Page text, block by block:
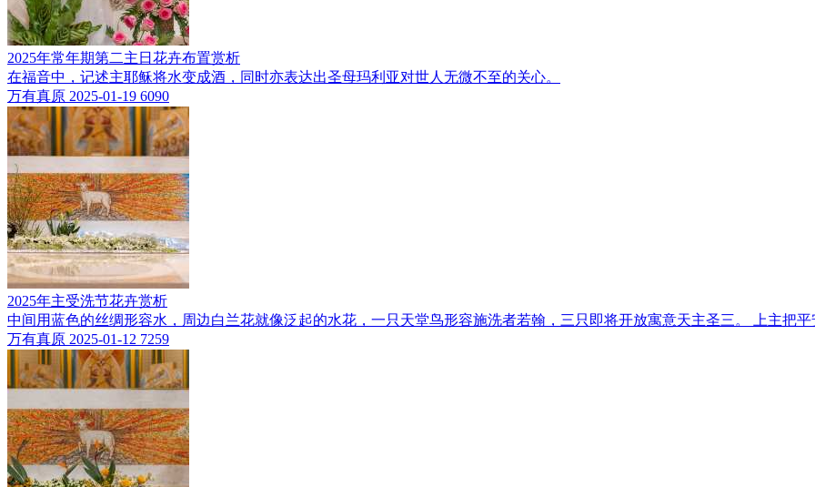
2025年常年期第二主日花卉布置赏析
在福音中，记述主耶稣将水变成酒，同时亦表达出圣母玛利亚对世人无微不至的关心。
万有真原 2025-01-19 6090
2025年主受洗节花卉赏析
中间用蓝色的丝绸形容水，周边白兰花就像泛起的水花，一只天堂鸟形容施洗者若翰，三只即将开放寓意天主圣三。 上主把平
万有真原 2025-01-12 7259